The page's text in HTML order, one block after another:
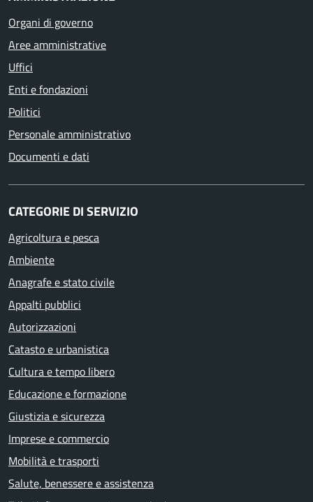
Organi di governo
Aree amministrative
Uffici
Enti e fondazioni
Politici
Personale amministrativo
Documenti e dati
CATEGORIE DI SERVIZIO
Agricoltura e pesca
Ambiente
Anagrafe e stato civile
Appalti pubblici
Autorizzazioni
Catasto e urbanistica
Cultura e tempo libero
Educazione e formazione
Giustizia e sicurezza
Imprese e commercio
Mobilità e trasporti
Salute, benessere e assistenza